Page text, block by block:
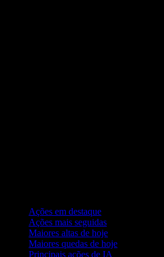
Ações em destaque
Ações mais seguidas
Maiores altas de hoje
Maiores quedas de hoje
Principais ações de IA